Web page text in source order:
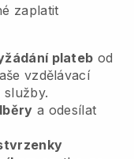
zaplatit
plateb od
vzdělávací
služby.
a odesílat